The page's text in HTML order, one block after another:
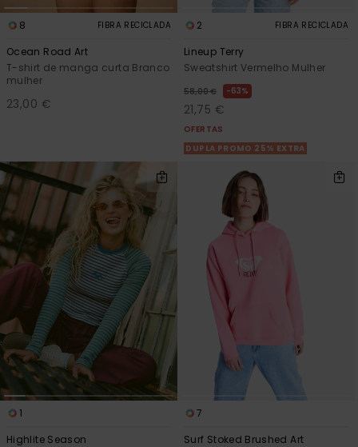
8 FIBRA RECICLADA
Ocean Road Art
T-shirt de manga curta Branco
mulher
23,00 €
2 FIBRA RECICLADA
Lineup Terry
Sweatshirt Vermelho Mulher
58,00 € 63%
21,75 €
OFERTAS
DUPLA PROMO 25% EXTRA
1
Highlite Season
7
Surf Stoked Brushed Art